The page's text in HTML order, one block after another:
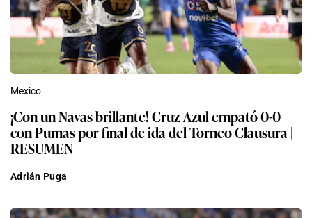
Mexico
¡Con un Navas brillante! Cruz Azul empató 0-0
con Pumas por final de ida del Torneo Clausura |
RESUMEN
Adrián Puga